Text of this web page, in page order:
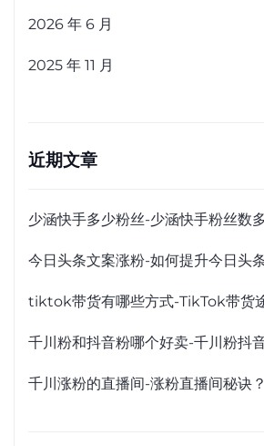
2026 年 6 月
2025 年 11 月
近期文章
少涵快手多少粉丝-少涵快手粉丝数
今日头条文案涨粉-如何提升今日头
tiktok带货有哪些方式-TikTok带货
千川粉和抖音粉哪个好卖-千川粉抖
千川涨粉的直播间-涨粉直播间秘诀？